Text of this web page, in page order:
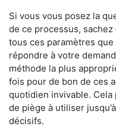
Si vous vous posez la
de ce processus, sachez
tous ces paramètres
répondre à votre
méthode la plus
fois pour de bon de ces
quotidien invivable. Cela
de piège à utiliser
décisifs.